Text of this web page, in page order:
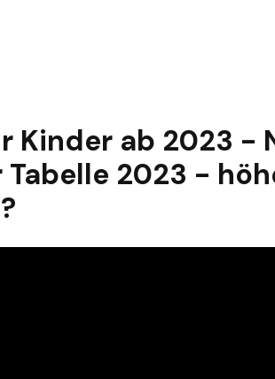
Kinder ab 2023 -
2023 -